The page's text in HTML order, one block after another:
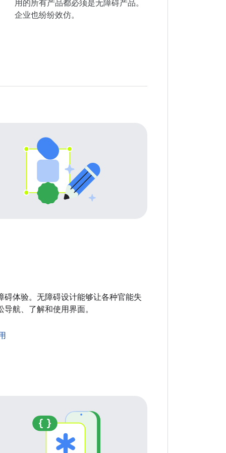
用的所有产品都必须是无障碍产品。
企业也纷纷效仿。
碍体验。无障碍设计能够让各种官能失
航、了解和使用界面。